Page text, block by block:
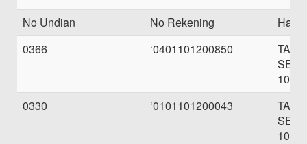
No Undian No Rekening
0366
‘0401101200850
0330
‘0101101200043